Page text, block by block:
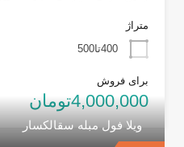
متراژ
400تا500
برای فروش
4,000,000تومان
ویلا فول مبله سقالکسار